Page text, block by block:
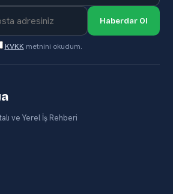
Haberdar Ol
KVKK metnini okudum.
ve Yerel İş Rehberi